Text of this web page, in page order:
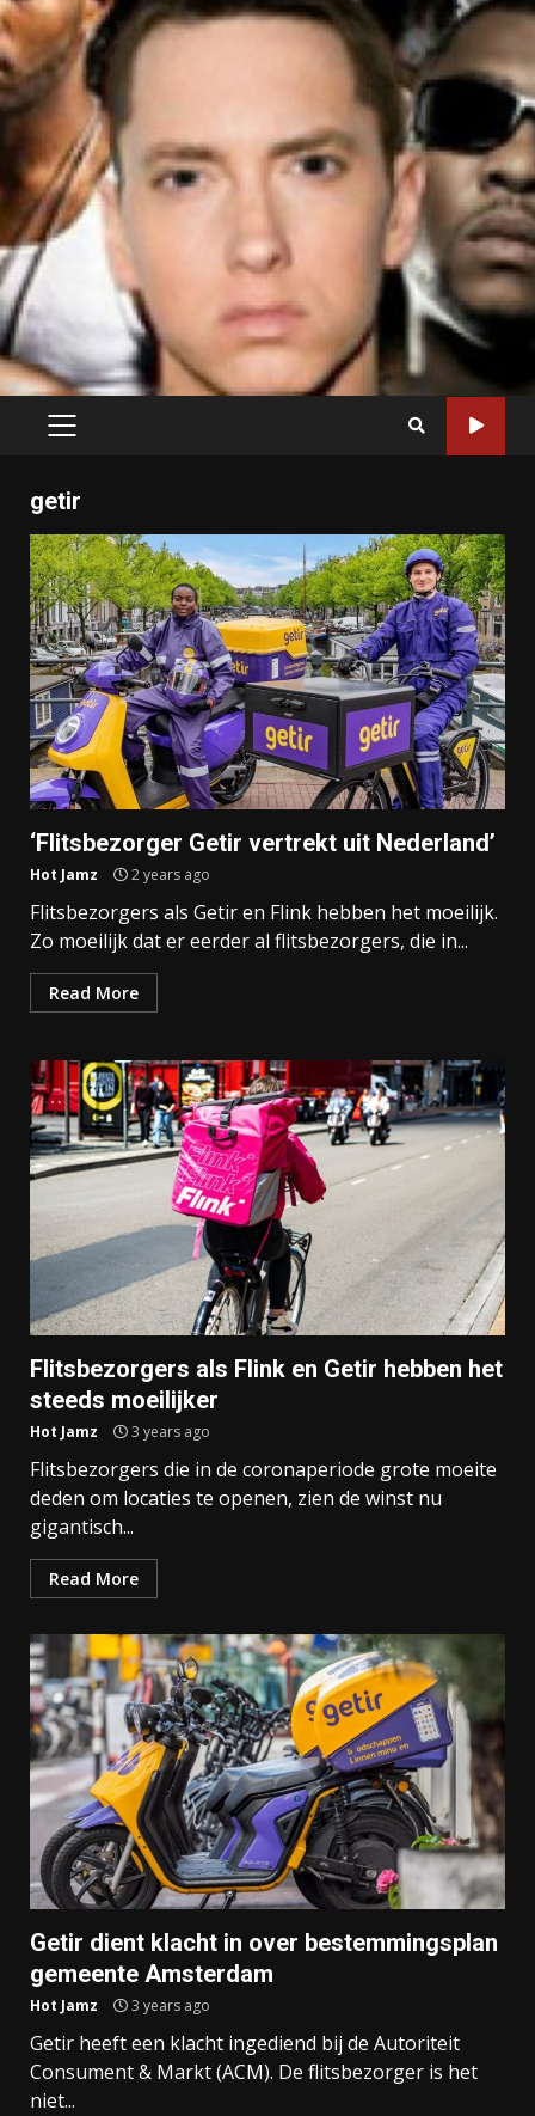
PRIMARY
getir
‘Flitsbezorger Getir vertrekt uit Nederland’
Hot Jamz 2 years ago
Flitsbezorgers als Getir en Flink hebben het moeilijk.
Zo moeilijk dat er eerder al flitsbezorgers, die in...
Read More
Flitsbezorgers als Flink en Getir hebben het
steeds moeilijker
Hot Jamz 3 years ago
Flitsbezorgers die in de coronaperiode grote moeite
deden om locaties te openen, zien de winst nu
gigantisch...
Read More
Getir dient klacht in over bestemmingsplan
gemeente Amsterdam
Hot Jamz 3 years ago
Getir heeft een klacht ingediend bij de Autoriteit
Consument & Markt (ACM). De flitsbezorger is het
niet...